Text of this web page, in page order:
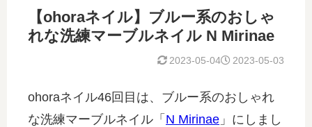
【ohoraネイル】ブルー系のおしゃ
れな洗練マーブルネイル N Mirinae
2023-05-03
2023-05-04
ohoraネイル46回目は、ブルー系のおしゃれ
な洗練マーブルネイル「 N Mirinae 」にしまし